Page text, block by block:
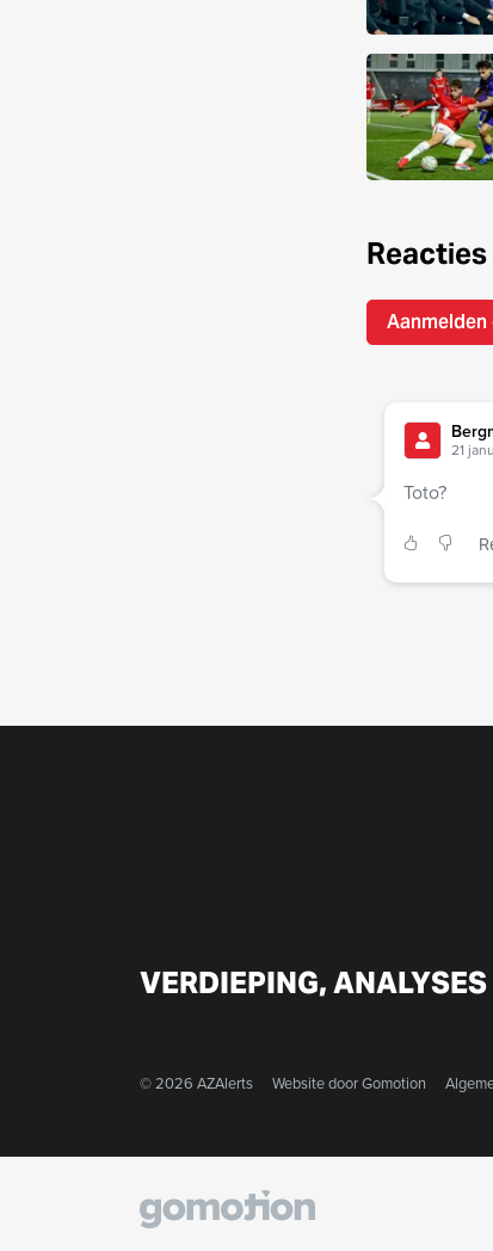
Reacties
21
Toto?
VERDIEPING,
© 2026 AZAlerts Website doorGomotion